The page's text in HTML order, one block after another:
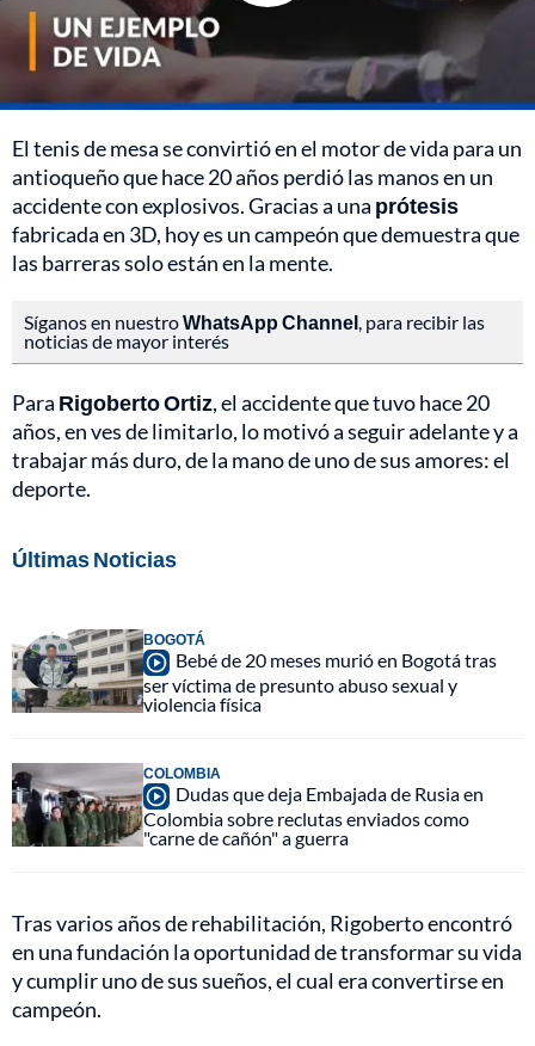
El tenis de mesa se convirtió en el motor de vida para un
antioqueño que hace 20 años perdió las manos en un
accidente con explosivos. Gracias a una prótesis
fabricada en 3D, hoy es un campeón que demuestra que
las barreras solo están en la mente.
Síganos en nuestroWhatsApp Channel , para recibir las
noticias de mayor interés
Para Rigoberto Ortiz, el accidente que tuvo hace 20
años, en ves de limitarlo, lo motivó a seguir adelante y a
trabajar más duro, de la mano de uno de sus amores: el
deporte.
Últimas Noticias
BOGOTÁ
Bebé de 20 meses murió en Bogotá tras
ser víctima de presunto abuso sexual y
violencia física
COLOMBIA
Dudas que deja Embajada de Rusia en
Colombia sobre reclutas enviados como
"carne de cañón" a guerra
Tras varios años de rehabilitación, Rigoberto encontró
en una fundación la oportunidad de transformar su vida
y cumplir uno de sus sueños, el cual era convertirse en
campeón.